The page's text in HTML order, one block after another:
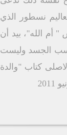
نسطور الذي
أم الله"، بيد أن
حسب الجسد وليست
كتاب "والدة